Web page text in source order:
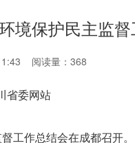
境保护民主监
阅读量： 368
省委网站
工作总结会在成都召开